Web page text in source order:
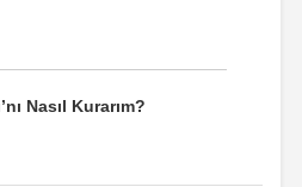
Nasıl Kurarım?